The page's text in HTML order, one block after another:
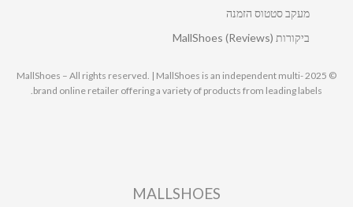
מעקב סטטוס הזמנה
ביקורות MallShoes (Reviews)
© 2025 MallShoes – All rights reserved. | MallShoes is an independent multi-
brand online retailer offering a variety of products from leading labels.
MALLSHOES